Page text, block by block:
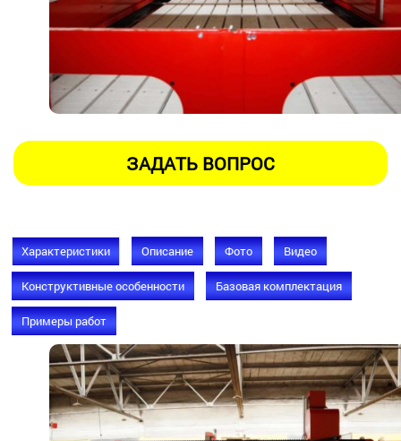
Характеристики Описание Фото Видео
Конструктивные особенности Базовая комплектация
Примеры работ